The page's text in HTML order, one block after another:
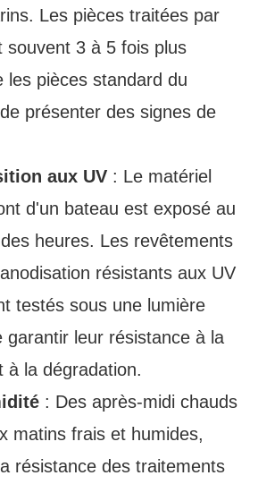
Les pièces traitées par
souvent 3 à 5 fois plus
les pièces standard du
présenter des signes de
aux UV: Le matériel
d'un bateau est exposé au
heures. Les revêtements
résistants aux UV
testés sous une lumière
garantir leur résistance à la
à la dégradation.
: Des après-midi chauds
matins frais et humides,
résistance des traitements